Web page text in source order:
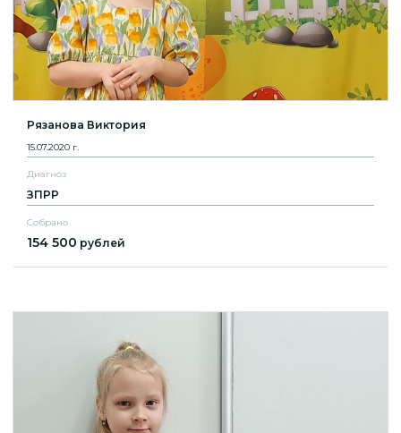
Рязанова Виктория
15.07.2020 г.
Диагноз
ЗПРР
Собрано
154 500 рублей